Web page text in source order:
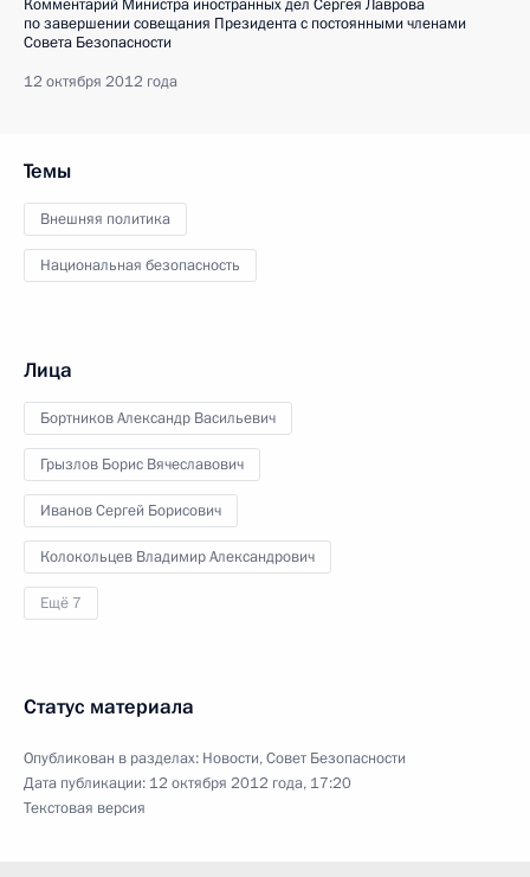
Комментарий Министра иностранных дел Сергея Лаврова
по завершении совещания Президента с постоянными членами
Совета Безопасности
12 октября 2012 года
Темы
Внешняя политика
Национальная безопасность
Лица
Бортников Александр Васильевич
Грызлов Борис Вячеславович
Иванов Сергей Борисович
Колокольцев Владимир Александрович
Ещё 7
Статус материала
Опубликован в разделах: Новости,Совет Безопасности
Дата публикации: 12 октября 2012 года, 17:20
Текстовая версия